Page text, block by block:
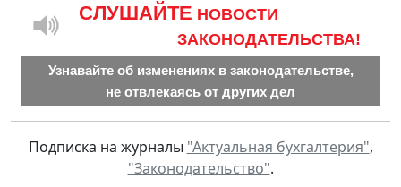
CЛУШАЙТЕ НОВОСТИ
ЗАКОНОДАТЕЛЬСТВА!
Узнавайте об изменениях в законодательстве,
не отвлекаясь от других дел
Подписка на журналы "Актуальная бухгалтерия",
"Законодательство".